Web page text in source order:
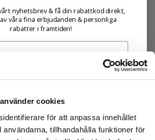
cookies
för att anpassa innehållet
användarna, tillhandahålla funktioner för
men stadigt och håller hälen på
en liten kant runtom hälpartiet.
nyhetsbrev & få din rabattkod direkt,
våra fina erbjudanden & personliga
rabatter i framtiden!
Prenumerera
att registrera dig godkänner du
emot e-postmarknadsföring från oss.